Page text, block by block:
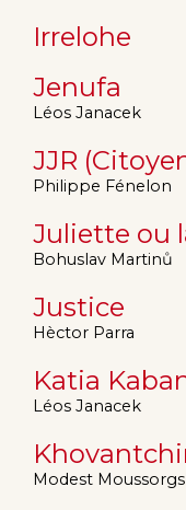
Irrelohe
Jenufa
Léos Janacek
JJR
Philippe Fénelon
Juliette ou
Bohuslav Martinů
Justice
Hèctor Parra
Katia
Léos Janacek
Modest